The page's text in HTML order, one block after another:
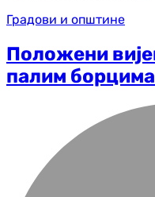
Градови и општине
Положени
палим